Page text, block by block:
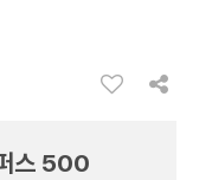
스 500